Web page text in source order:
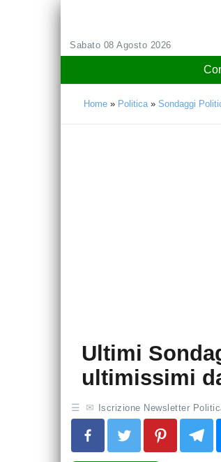
Sabato 08 Agosto 2026
Home » Politica» Sondaggi
Ultimi
ultimissimi
Iscrizione Newsletter